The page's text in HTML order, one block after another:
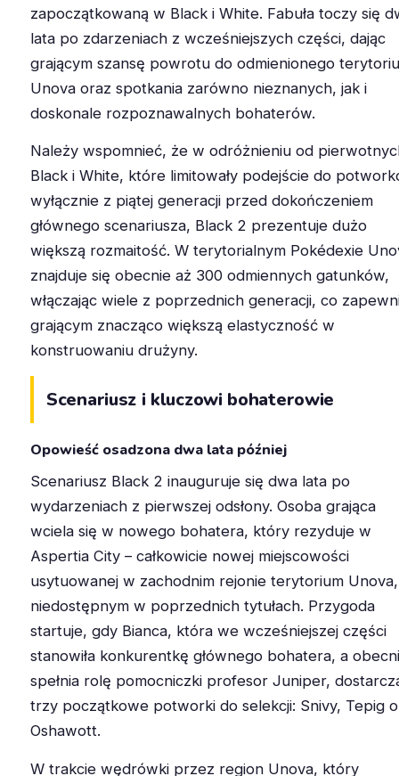
zapoczątkowaną w Black i White. Fabuła toczy się
lata po zdarzeniach z wcześniejszych części, dając
grającym szansę powrotu do odmienionego
Unova oraz spotkania zarówno nieznanych, jak i
doskonale rozpoznawalnych bohaterów.
Należy wspomnieć, że w odróżnieniu od
Black i White, które limitowały podejście do
wyłącznie z piątej generacji przed dokończeniem
głównego scenariusza, Black 2 prezentuje dużo
większą rozmaitość. W terytorialnym Pokédexie
znajduje się obecnie aż 300 odmiennych gatunków,
włączając wiele z poprzednich generacji, co
grającym znacząco większą elastyczność w
konstruowaniu drużyny.
Scenariusz i kluczowi bohaterowie
Opowieść osadzona dwa lata później
Scenariusz Black 2 inauguruje się dwa lata po
wydarzeniach z pierwszej odsłony. Osoba grająca
wciela się w nowego bohatera, który rezyduje w
Aspertia City – całkowicie nowej miejscowości
usytuowanej w zachodnim rejonie terytorium Unova,
niedostępnym w poprzednich tytułach. Przygoda
startuje, gdy Bianca, która we wcześniejszej części
stanowiła konkurentkę głównego bohatera, a
spełnia rolę pomocniczki profesor Juniper,
trzy początkowe potworki do selekcji: Snivy, Tepig
Oshawott.
W trakcie wędrówki przez region Unova, który